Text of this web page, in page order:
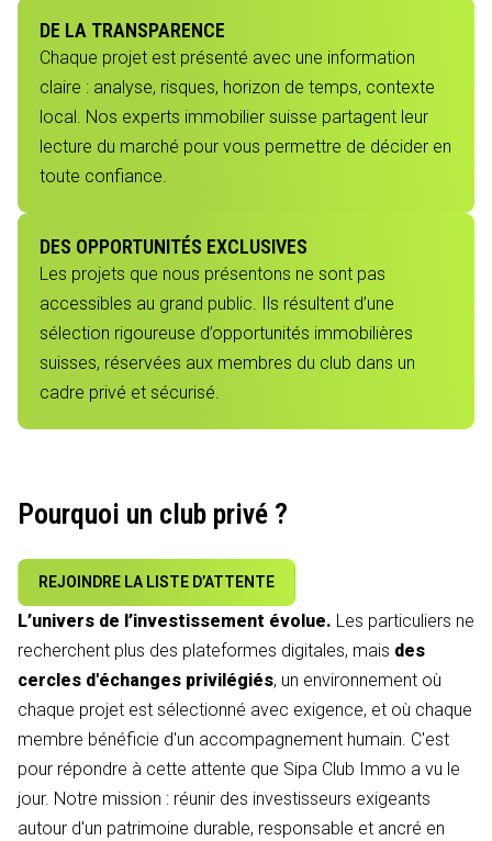
DE LA TRANSPARENCE
Chaque projet est présenté avec une information
claire : analyse, risques, horizon de temps, contexte
local. Nos experts immobilier suisse partagent leur
lecture du marché pour vous permettre de décider en
toute confiance.
DES OPPORTUNITÉS EXCLUSIVES
Les projets que nous présentons ne sont pas
accessibles au grand public. Ils résultent d’une
sélection rigoureuse d’opportunités immobilières
suisses, réservées aux membres du club dans un
cadre privé et sécurisé.
Pourquoi un club privé ?
REJOINDRE LA LISTE D’ATTENTE
L’univers de l’investissement évolue. Les particuliers ne
recherchent plus des plateformes digitales, mais des
cercles d'échanges privilégiés, un environnement où
chaque projet est sélectionné avec exigence, et où chaque
membre bénéficie d'un accompagnement humain. C'est
pour répondre à cette attente que Sipa Club Immo a vu le
jour. Notre mission : réunir des investisseurs exigeants
autour d'un patrimoine durable, responsable et ancré en